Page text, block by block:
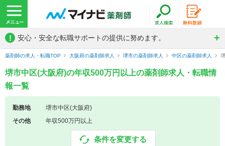
! 安心・安全な転職サポートの提供に努めます。
薬剤師の求人・転職TOP 大阪府の薬剤師求人 堺市の薬剤師求人 中区の薬剤師求人
堺市中区(大阪府)の年収500万円以上の薬剤師求人・転職情
報一覧
勤務地
堺市中区(大阪府)
その他
年収500万円以上
条件を変更する